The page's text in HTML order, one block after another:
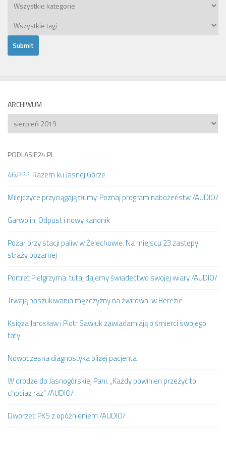
ARCHIWUM
Archiwum
PODLASIE24.PL
46.PPP: Razem ku Jasnej Górze
Milejczyce przyciągają tłumy. Poznaj program nabożeństw /AUDIO/
Garwolin: Odpust i nowy kanonik
Pożar przy stacji paliw w Żelechowie. Na miejscu 23 zastępy
straży pożarnej
Portret Pielgrzyma: tutaj dajemy świadectwo swojej wiary /AUDIO/
Trwają poszukiwania mężczyzny na żwirowni w Berezie
Księża Jarosław i Piotr Sawiuk zawiadamiają o śmierci swojego
taty
Nowoczesna diagnostyka bliżej pacjenta
W drodze do Jasnogórskiej Pani. „Każdy powinien przeżyć to
chociaż raz” /AUDIO/
Dworzec PKS z opóźnieniem /AUDIO/